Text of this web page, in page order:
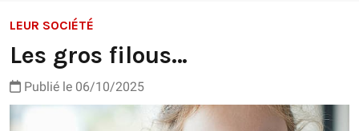
LEUR SOCIÉTÉ
Les gros filous…
Publié le 06/10/2025